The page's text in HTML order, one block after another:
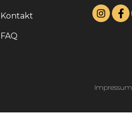
Kontakt
FAQ
Impressum